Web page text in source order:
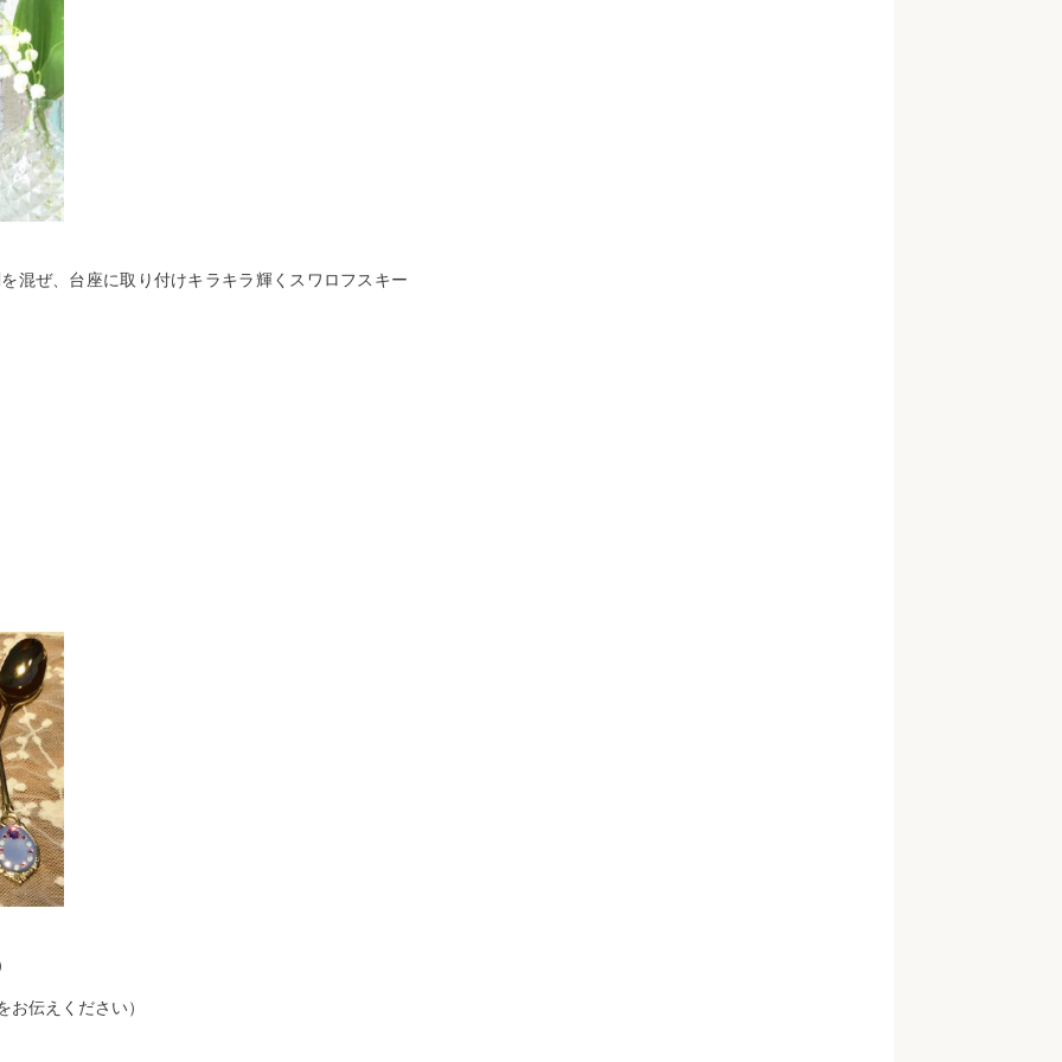
混ぜ、台座に取り付けキラキラ輝くスワロフスキー
伝えください）